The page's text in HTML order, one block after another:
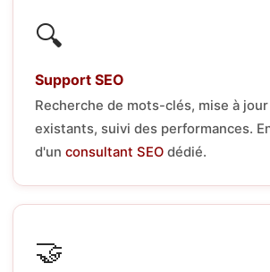
🔍
Support SEO
Recherche de mots-clés, mise à
existants, suivi des performances.
d'un consultant SEO dédié.
🤝